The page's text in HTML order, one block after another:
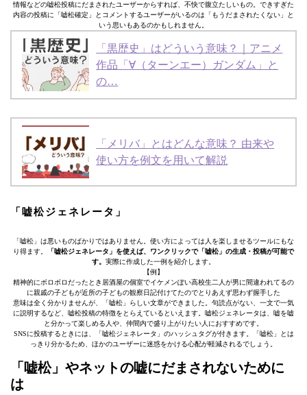
情報などの嘘松投稿にだまされたユーザーからすれば、不快で腹立たしいもの。できすぎた
内容の投稿に「嘘松確定」とコメントするユーザーがいるのは「もうだまされたくない」と
いう思いもあるのかもしれません。
「黒歴史」はどういう意味？｜アニメ
作品「∀（ターンエー）ガンダム」と
の…
「メリバ」とはどんな意味？ 由来や
使い方を例文を用いて解説
「嘘松ジェネレータ」
「嘘松」は悪いものばかりではありません。使い方によっては人を楽しませるツールにもな
り得ます。
「嘘松ジェネレータ」を使えば、ワンクリックで「嘘松」の生成・投稿が可能で
す。 実際に作成した一例を紹介します。
【例】
精神的にボロボロだったとき居酒屋の個室でイケメンぽい高校生二人が男に間違われてるの
に親戚の子どもが近所の子どもの観察日記付けてたのでとりあえず思わず握手した
意味は全く分かりませんが、「嘘松」らしい文章ができました。句読点がない、一文で一気
に説明するなど、嘘松投稿の特徴をとらえているといえます。嘘松ジェネレータは、嘘を嘘
と分かって楽しめる人や、仲間内で盛り上がりたい人におすすめです。
SNSに投稿するときには、「嘘松ジェネレータ」のハッシュタグが付きます。「嘘松」とは
っきり分かるため、ほかのユーザーに迷惑をかける心配が軽減されるでしょう。
「嘘松」やネットの嘘にだまされないために
は